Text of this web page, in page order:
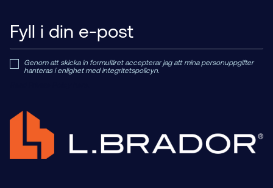
Genom att skicka in formuläret accepterar jag att mina personuppgifter
hanteras i enlighet med integritetspolicyn.